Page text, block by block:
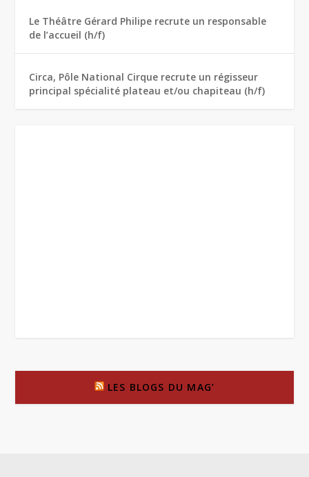
Le Théâtre Gérard Philipe recrute un responsable
de l’accueil (h/f)
Circa, Pôle National Cirque recrute un régisseur
principal spécialité plateau et/ou chapiteau (h/f)
LES BLOGS DU MAG’